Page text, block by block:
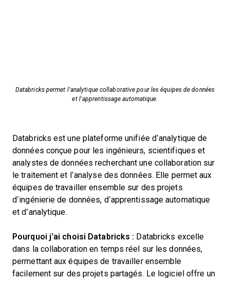
Databricks permet l’analytique collaborative pour les équipes de données
et l’apprentissage automatique.
Databricks est une plateforme unifiée d’analytique de
données conçue pour les ingénieurs, scientifiques et
analystes de données recherchant une collaboration sur
le traitement et l’analyse des données. Elle permet aux
équipes de travailler ensemble sur des projets
d’ingénierie de données, d’apprentissage automatique
et d’analytique.
Pourquoi j’ai choisi Databricks : Databricks excelle
dans la collaboration en temps réel sur les données,
permettant aux équipes de travailler ensemble
facilement sur des projets partagés. Le logiciel offre un